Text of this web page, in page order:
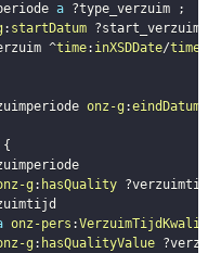
a ?type_verzuim
;
: startDatum ?start_verzuim
^time: inXSDDate/time
onz-g :eindDatum
{
g : hasQuality ?verzuimtijd
onz-pers :
g : hasQualityValue